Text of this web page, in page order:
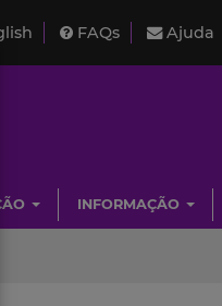
FAQs Ajuda
INFORMAÇÃO